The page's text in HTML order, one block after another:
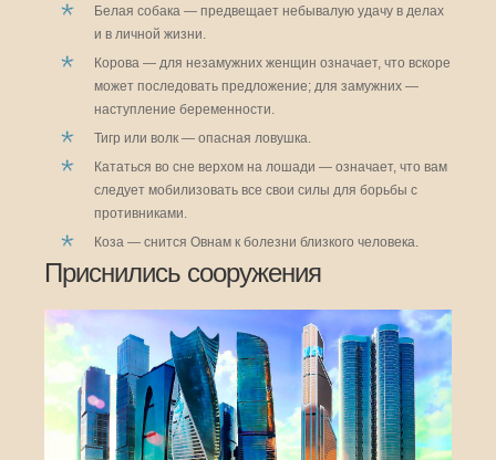
Белая собака — предвещает небывалую удачу в делах
и в личной жизни.
Корова — для незамужних женщин означает, что вскоре
может последовать предложение; для замужних —
наступление беременности.
Тигр или волк — опасная ловушка.
Кататься во сне верхом на лошади — означает, что вам
следует мобилизовать все свои силы для борьбы с
противниками.
Коза — снится Овнам к болезни близкого человека.
Приснились сооружения